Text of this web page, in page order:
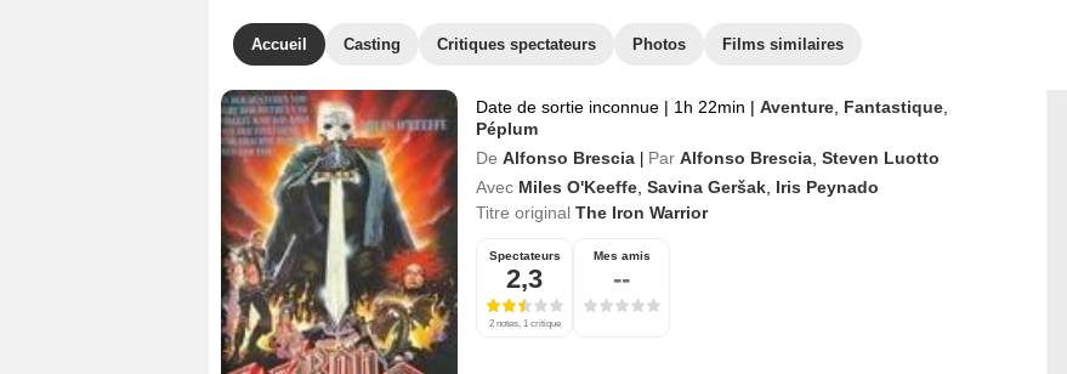
Accueil Casting Critiques spectateurs Photos Films similaires
Date de sortie inconnue | 1h 22min | Aventure Fantastique
Péplum
De Alfonso Brescia Par Alfonso Brescia Steven Luotto
Avec Miles O'Keeffe Savina Geršak Iris Peynado
Titre original The Iron Warrior
Spectateurs
2,3
2 notes, 1 critique
Mes amis
--